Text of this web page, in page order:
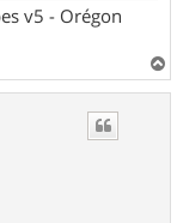
v5 - Orégon
a